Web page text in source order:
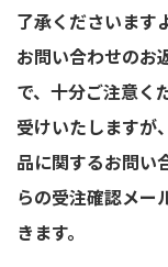
了承くださいます
お問い合わせのお
で、十分ご注意く
受けいたしますが
品に関するお問い
らの受注確認メー
きます。